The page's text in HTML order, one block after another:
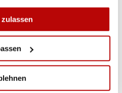
zulassen